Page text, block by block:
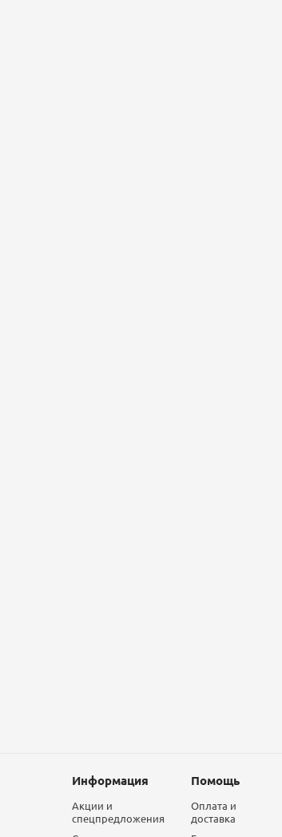
Информация
Акции и
спецпредложения
Помощь
Оплата и
доставка